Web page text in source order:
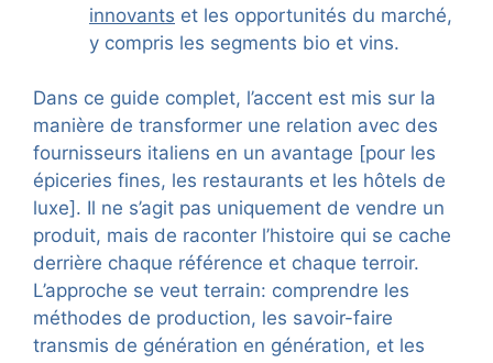
innovants et les opportunités du marché,
y compris les segments bio et vins.
Dans ce guide complet, l’accent est mis sur la
manière de transformer une relation avec des
fournisseurs italiens en un avantage [pour les
épiceries fines, les restaurants et les hôtels de
luxe]. Il ne s’agit pas uniquement de vendre un
produit, mais de raconter l’histoire qui se cache
derrière chaque référence et chaque terroir.
L’approche se veut terrain: comprendre les
méthodes de production, les savoir-faire
transmis de génération en génération, et les